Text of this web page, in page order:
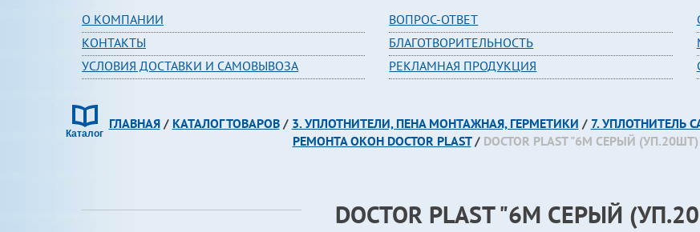
О КОМПАНИИ
КОНТАКТЫ
УСЛОВИЯ ДОСТАВКИ И САМОВЫВОЗА
ВОПРОС-ОТВЕТ
БЛАГОТВОРИТЕЛЬНОСТЬ
РЕКЛАМНАЯ ПРОДУКЦИЯ
ГЛАВНАЯ/ КАТАЛОГ ТОВАРОВ/ 3. УПЛОТНИТЕЛИ, ПЕНА МОНТАЖНАЯ, ГЕРМЕТИКИ / 7. УПЛОТНИТЕЛЬ
РЕМОНТА ОКОН DOCTOR PLAST/DOCTOR PLAST "6М СЕРЫЙ
DOCTOR PLAST "6М СЕРЫЙ